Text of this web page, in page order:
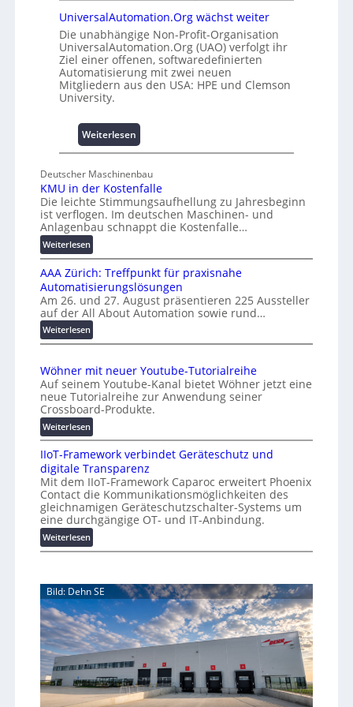
h
e
m
m
n
s
e
s
c
h
a
f
f
n
n
d
4
0
A
UniversalAutomation.Org wächst weiter
Die unabhängige Non-Profit-Organisation
UniversalAutomation.Org (UAO) verfolgt ihr
Ziel einer offenen, softwaredefinierten
Automatisierung mit zwei neuen
Mitgliedern aus den USA: HPE und Clemson
University.
Weiterlesen
U
i
v
e
r
l
A
u
t
m
t
i
o
O
r
g
w
ä
c
s
w
e
t
e
Deutscher Maschinenbau
KMU in der Kostenfalle
Die leichte Stimmungsaufhellung zu Jahresbeginn
ist verflogen. Im deutschen Maschinen- und
Anlagenbau schnappt die Kostenfalle…
Weiterlesen:
K
M
U
i
d
e
K
o
s
t
e
n
f
a
l
l
e
AAA Zürich: Treffpunkt für praxisnahe
Automatisierungslösungen
Am 26. und 27. August präsentieren 225 Aussteller
auf der All About Automation sowie rund…
Weiterlesen:
A
A
Z
ü
r
i
c
h
:
T
r
e
f
f
p
n
k
t
f
ü
r
p
r
a
Wöhner mit neuer Youtube-Tutorialreihe
Auf seinem Youtube-Kanal bietet Wöhner jetzt eine
neue Tutorialreihe zur Anwendung seiner
Crossboard-Produkte.
Weiterlesen:
W
ö
h
n
e
r
m
i
t
e
u
e
r
Y
o
u
t
u
IIoT-Framework verbindet Geräteschutz und
digitale Transparenz
Mit dem IIoT-Framework Caparoc erweitert Phoenix
Contact die Kommunikationsmöglichkeiten des
gleichnamigen Geräteschutzschalter-Systems um
eine durchgängige OT- und IT-Anbindung.
Weiterlesen:
I
T
-
F
r
a
m
e
w
Bild: Dehn SE